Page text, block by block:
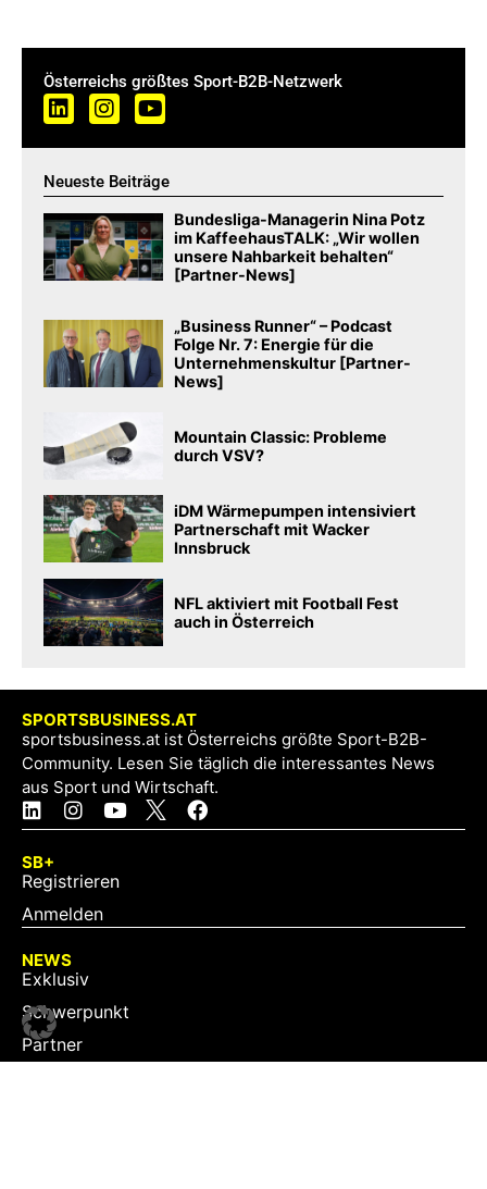
Österreichs größtes Sport-B2B-Netzwerk
Neueste Beiträge
Bundesliga-Managerin Nina Potz
im KaffeehausTALK: „Wir wollen
unsere Nahbarkeit behalten“
[Partner-News]
„Business Runner“ – Podcast
Folge Nr. 7: Energie für die
Unternehmenskultur [Partner-
News]
Mountain Classic: Probleme
durch VSV?
iDM Wärmepumpen intensiviert
Partnerschaft mit Wacker
Innsbruck
NFL aktiviert mit Football Fest
auch in Österreich
SPORTSBUSINESS.AT
sportsbusiness.at ist Österreichs größte Sport-B2B-
Community. Lesen Sie täglich die interessantes News
aus Sport und Wirtschaft.
SB+
Registrieren
Anmelden
NEWS
Exklusiv
Schwerpunkt
Partner